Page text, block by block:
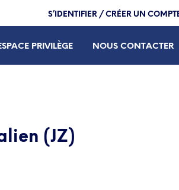
S’IDENTIFIER / CRÉER UN
PRIVILÈGE NOUS CONTACTER
(JZ)